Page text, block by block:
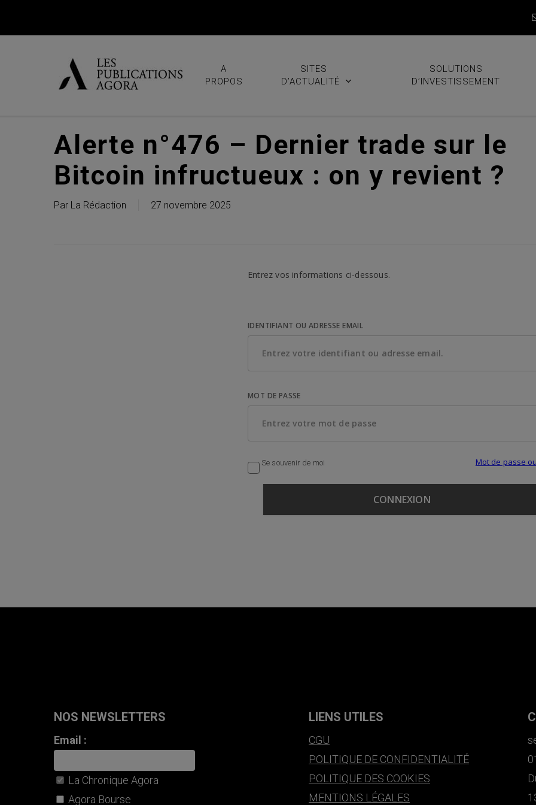
A
PROPOS
SITES
D’ACTUALITÉ
SOLUTIONS
D’INVESTISSEMENT
Alerte n°476 – Dernier trade sur le
Bitcoin infructueux : on y revient ?
Par La Rédaction 27 novembre 2025
Entrez vos informations ci-dessous.
IDENTIFIANT OU ADRESSE EMAIL
MOT DE PASSE
Se souvenir de moi Mot de passe
NOS NEWSLETTERS
Email :
La Chronique Agora
Agora Bourse
LIENS UTILES
CGU
POLITIQUE DE CONFIDENTIALITÉ
POLITIQUE DES COOKIES
MENTIONS LÉGALES